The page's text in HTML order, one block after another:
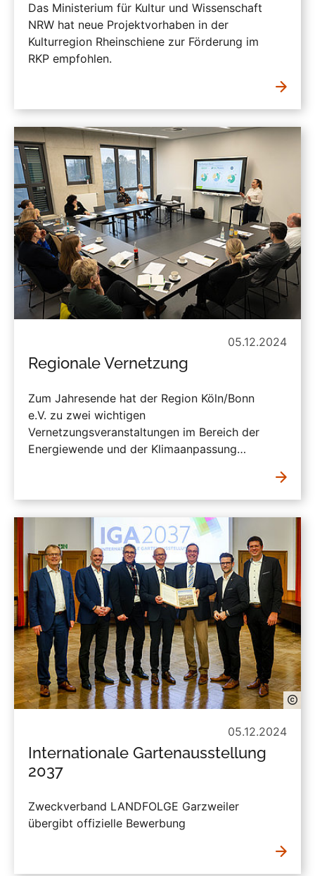
Das Ministerium für Kultur und Wissenschaft
NRW hat neue Projektvorhaben in der
Kulturregion Rheinschiene zur Förderung im
RKP empfohlen.
05.12.2024
Regionale Vernetzung
Zum Jahresende hat der Region Köln/Bonn
e.V. zu zwei wichtigen
Vernetzungsveranstaltungen im Bereich der
Energiewende und der Klimaanpassung…
05.12.2024
Internationale Gartenausstellung
2037
Zweckverband LANDFOLGE Garzweiler
übergibt offizielle Bewerbung